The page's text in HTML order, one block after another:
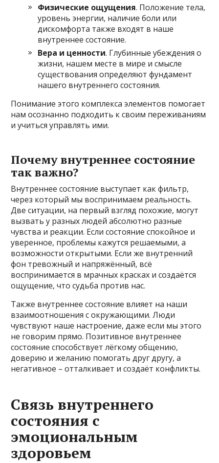
Физические ощущения. Положение тела,
уровень энергии, наличие боли или
дискомфорта также входят в наше
внутреннее состояние.
Вера и ценности. Глубинные убеждения о
жизни, нашем месте в мире и смысле
существования определяют фундамент
нашего внутреннего состояния.
Понимание этого комплекса элементов помогает
нам осознанно подходить к своим переживаниям
и учиться управлять ими.
Почему внутреннее состояние
так важно?
Внутреннее состояние выступает как фильтр,
через который мы воспринимаем реальность.
Две ситуации, на первый взгляд похожие, могут
вызвать у разных людей абсолютно разные
чувства и реакции. Если состояние спокойное и
уверенное, проблемы кажутся решаемыми, а
возможности открытыми. Если же внутренний
фон тревожный и напряжённый, всё
воспринимается в мрачных красках и создаётся
ощущение, что судьба против нас.
Также внутреннее состояние влияет на наши
взаимоотношения с окружающими. Люди
чувствуют наше настроение, даже если мы этого
не говорим прямо. Позитивное внутреннее
состояние способствует лёгкому общению,
доверию и желанию помогать друг другу, а
негативное – отталкивает и создаёт конфликты.
Связь внутреннего
состояния с
эмоциональным
здоровьем